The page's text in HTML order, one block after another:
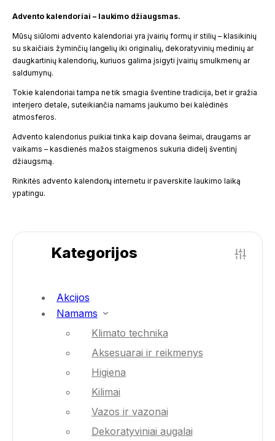
Advento kalendoriai – laukimo džiaugsmas.
Mūsų siūlomi advento kalendoriai yra įvairių formų ir stilių – klasikinių
su skaičiais žyminčių langelių iki originalių, dekoratyvinių medinių ar
daugkartinių kalendorių, kuriuos galima įsigyti įvairių smulkmenų ar
saldumynų.
Tokie kalendoriai tampa ne tik smagia šventine tradicija, bet ir gražia
interjero detale, suteikiančia namams jaukumo bei kalėdinės
atmosferos.
Advento kalendorius puikiai tinka kaip dovana šeimai, draugams ar
vaikams – kasdienės mažos staigmenos sukuria didelį šventinį
džiaugsmą.
Rinkitės advento kalendorių internetu ir paverskite laukimo laiką
ypatingu.
Kategorijos
Akcijos
Namams
Klimato technika
Aksesuarai ir reikmenys
Higiena
Kilimai
Vazos ir vazonai
Dekoratyviniai augalai